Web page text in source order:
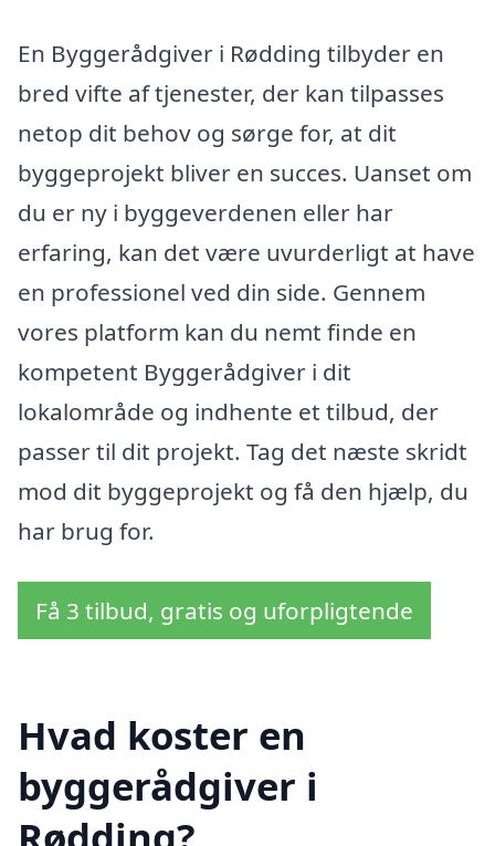
En Byggerådgiver i Rødding tilbyder en
bred vifte af tjenester, der kan tilpasses
netop dit behov og sørge for, at dit
byggeprojekt bliver en succes. Uanset om
du er ny i byggeverdenen eller har
erfaring, kan det være uvurderligt at have
en professionel ved din side. Gennem
vores platform kan du nemt finde en
kompetent Byggerådgiver i dit
lokalområde og indhente et tilbud, der
passer til dit projekt. Tag det næste skridt
mod dit byggeprojekt og få den hjælp, du
har brug for.
Få 3 tilbud, gratis og uforpligtende
Hvad koster en
byggerådgiver i